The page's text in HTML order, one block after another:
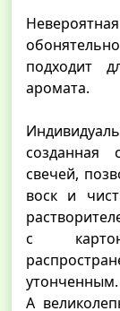
подходит
аромата.
созданная
свечей,
воск и
с
утонченным.
А